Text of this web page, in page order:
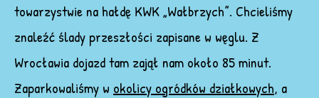
towarzystwie na hałdę KWK „Wałbrzych”. Chcieliśmy
znaleźć ślady przeszłości zapisane w węglu. Z
Wrocławia dojazd tam zajął nam około 85 minut.
Zaparkowaliśmy w okolicy ogródków działkowych, a